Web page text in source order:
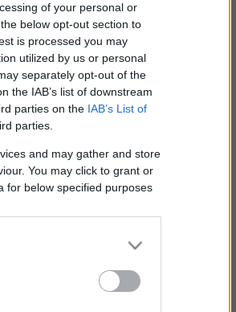
of your personal or
below opt-out section to
is processed you may
utilized by us or personal
separately opt-out of the
the IAB’s list of downstream
parties on the IAB’s List of
parties.
and may gather and store
You may click to grant or
for below specified purposes